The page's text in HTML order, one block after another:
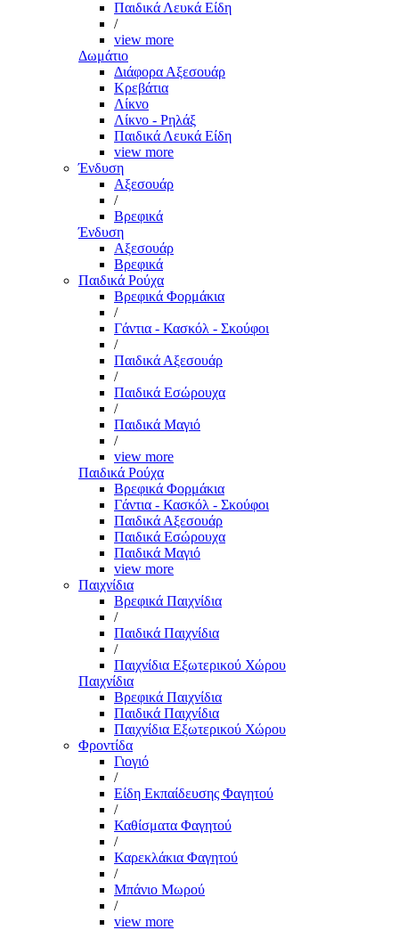
Παιδικά Λευκά Είδη
/
view more
Δωμάτιο
Διάφορα Αξεσουάρ
Κρεβάτια
Λίκνο
Λίκνο - Ρηλάξ
Παιδικά Λευκά Είδη
view more
Ένδυση
Αξεσουάρ
/
Βρεφικά
Ένδυση
Αξεσουάρ
Βρεφικά
Παιδικά Ρούχα
Βρεφικά Φορμάκια
/
Γάντια - Κασκόλ - Σκούφοι
/
Παιδικά Αξεσουάρ
/
Παιδικά Εσώρουχα
/
Παιδικά Μαγιό
/
view more
Παιδικά Ρούχα
Βρεφικά Φορμάκια
Γάντια - Κασκόλ - Σκούφοι
Παιδικά Αξεσουάρ
Παιδικά Εσώρουχα
Παιδικά Μαγιό
view more
Παιχνίδια
Βρεφικά Παιχνίδια
/
Παιδικά Παιχνίδια
/
Παιχνίδια Εξωτερικού Χώρου
Παιχνίδια
Βρεφικά Παιχνίδια
Παιδικά Παιχνίδια
Παιχνίδια Εξωτερικού Χώρου
Φροντίδα
Γιογιό
/
Είδη Εκπαίδευσης Φαγητού
/
Καθίσματα Φαγητού
/
Καρεκλάκια Φαγητού
/
Μπάνιο Μωρού
/
view more